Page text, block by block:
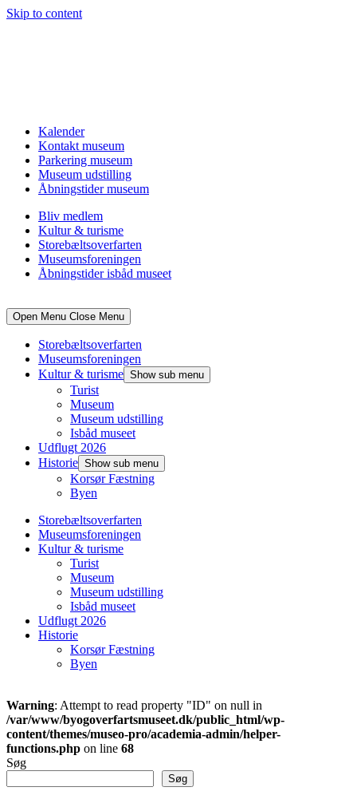
Skip to content
Kalender
Kontakt museum
Parkering museum
Museum udstilling
Åbningstider museum
Bliv medlem
Kultur & turisme
Storebæltsoverfarten
Museumsforeningen
Åbningstider isbåd museet
Open Menu Close Menu
Storebæltsoverfarten
Museumsforeningen
Kultur & turisme Show sub menu
Turist
Museum
Museum udstilling
Isbåd museet
Udflugt 2026
Historie Show sub menu
Korsør Fæstning
Byen
Storebæltsoverfarten
Museumsforeningen
Kultur & turisme
Turist
Museum
Museum udstilling
Isbåd museet
Udflugt 2026
Historie
Korsør Fæstning
Byen
Warning: Attempt to read property "ID" on null in
/var/www/byogoverfartsmuseet.dk/public_html/wp-
content/themes/museo-pro/academia-admin/helper-
functions.php on line 68
Søg
Søg